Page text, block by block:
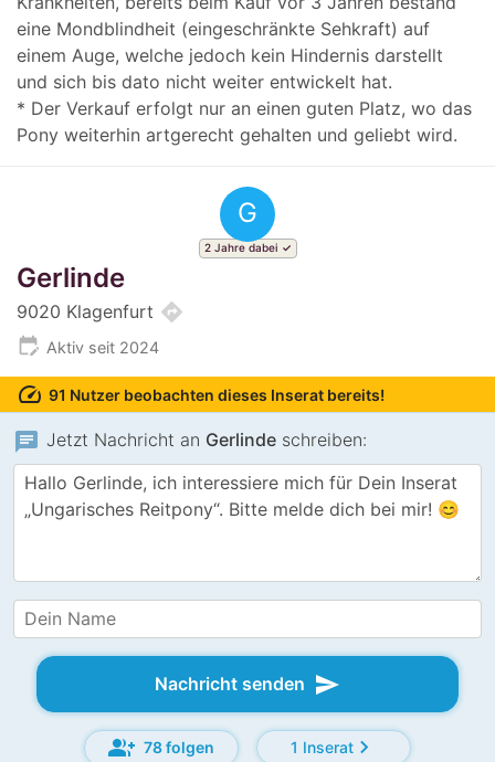
eine Mondblindheit (eingeschränkte Sehkraft) auf
einem Auge, welche jedoch kein Hindernis darstellt
und sich bis dato nicht weiter entwickelt hat.
* Der Verkauf erfolgt nur an einen guten Platz, wo das
Pony weiterhin artgerecht gehalten und geliebt wird.
G
2 Jahre dabei
Gerlinde
9020 Klagenfurt directions
edit_calendar Aktiv seit 2024
speed 91 Nutzer beobachten dieses Inserat bereits!
chat Jetzt Nachricht an Gerlinde schreiben:
Nachricht senden send
group_add 78 folgen 1 Inseratchevron_right